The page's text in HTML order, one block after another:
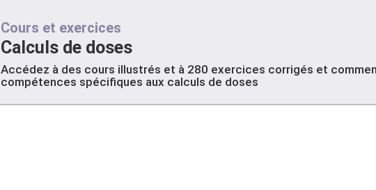
Cours et exercices
Calculs de doses
Accédez à des cours illustrés et à 280 exercices corrigés et
compétences spécifiques aux calculs de doses